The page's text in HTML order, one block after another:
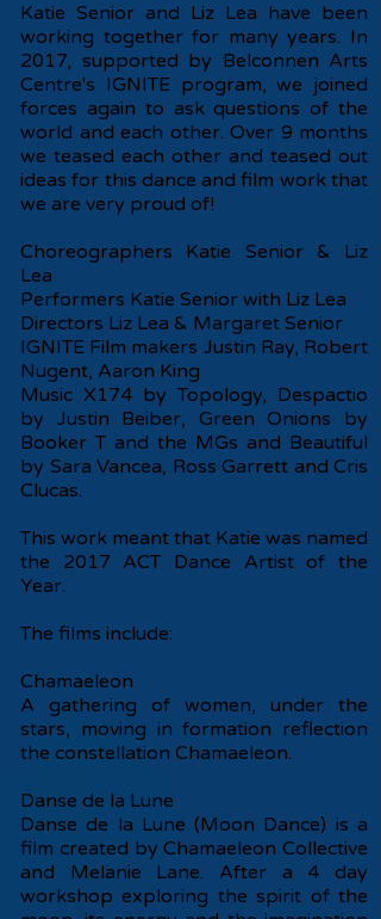
Katie Senior and Liz Lea have been
working together for many years. In
2017, supported by Belconnen Arts
Centre's IGNITE program, we joined
forces again to ask questions of the
world and each other. Over 9 months
we teased each other and teased out
ideas for this dance and film work that
we are very proud of!
Choreographers Katie Senior & Liz
Lea
Performers Katie Senior with Liz Lea
Directors Liz Lea & Margaret Senior
IGNITE Film makers Justin Ray, Robert
Nugent, Aaron King
Music X174 by Topology, Despactio
by Justin Beiber, Green Onions by
Booker T and the MGs and Beautiful
by Sara Vancea, Ross Garrett and Cris
Clucas.
This work meant that Katie was named
the 2017 ACT Dance Artist of the
Year.
The films include:
Chamaeleon
A gathering of women, under the
stars, moving in formation reflection
the constellation Chamaeleon.
Danse de la Lune
Danse de la Lune (Moon Dance) is a
film created by Chamaeleon Collective
and Melanie Lane. After a 4 day
workshop exploring the spirit of the